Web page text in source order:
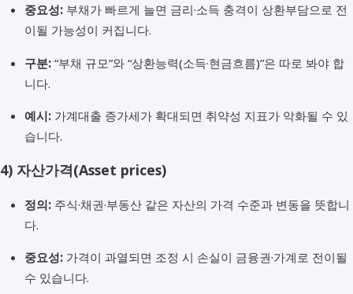
중요성:부채가 빠르게 늘면 금리·소득 충격이 상환부담으로 전
이될 가능성이 커집니다.
구분:“부채 규모”와 “상환능력(소득·현금흐름)”은 따로 봐야 합
니다.
예시:가계대출 증가세가 확대되면 취약성 지표가 악화될 수 있
습니다.
4) 자산가격(Asset prices)
정의:주식·채권·부동산 같은 자산의 가격 수준과 변동을 뜻합니
다.
중요성:가격이 과열되면 조정 시 손실이 금융권·가계로 전이될
수 있습니다.